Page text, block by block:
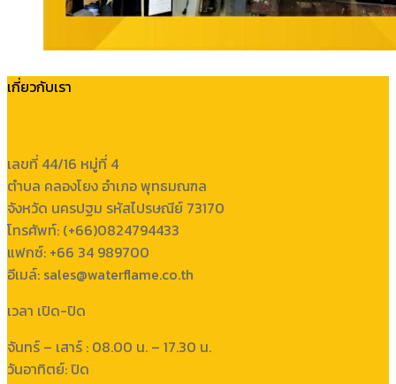
เกี่ยวกับเรา
เลขที่ 44/16 หมู่ที่ 4
ตำบล คลองโยง อำเภอ พุทธมณฑล
จังหวัด นครปฐม รหัสไปรษณีย์ 73170
โทรศัพท์: (+66)0824794433
แฟกซ์: +66 34 989700
อีเมล์: sales@waterflame.co.th
เวลา เปิด-ปิด
จันทร์ – เสาร์ : 08.00 น. – 17.30 น.
วันอาทิตย์: ปิด